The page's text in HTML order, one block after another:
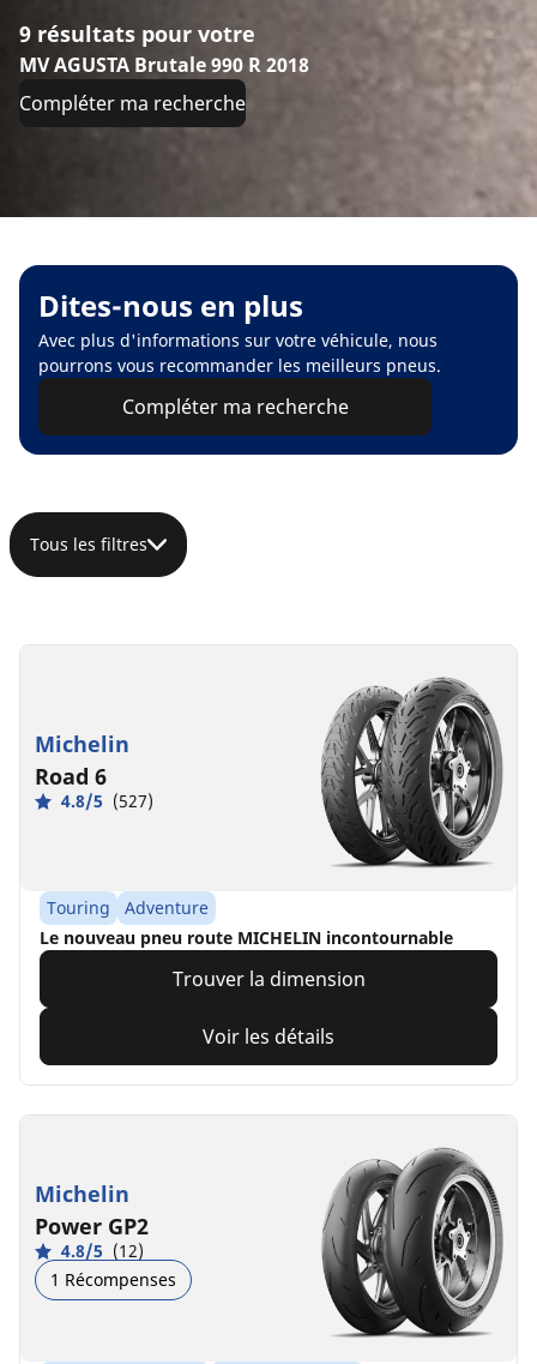
9 résultats pour votre
MV AGUSTA Brutale 990 R 2018
Compléter ma recherche
Dites-nous en plus
Avec plus d'informations sur votre véhicule, nous
pourrons vous recommander les meilleurs pneus.
Compléter ma recherche
Tous les filtres
Michelin
Road 6
4.8/5 (527)
Touring
Adventure
Le nouveau pneu route MICHELIN incontournable​
Trouver la dimension
Voir les détails
Michelin
Power GP2
4.8/5 (12)
1 Récompenses